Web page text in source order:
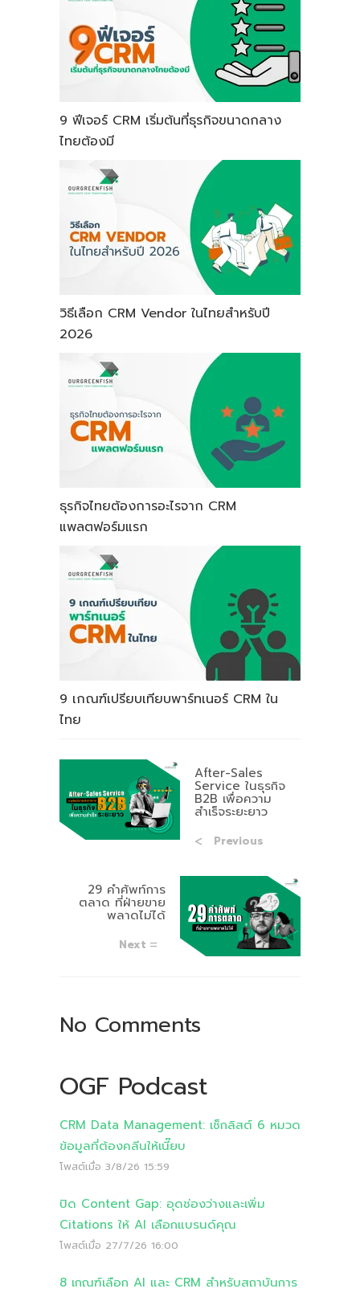
9 ฟีเจอร์ CRM เริ่มต้นที่ธุรกิจขนาดกลาง
ไทยต้องมี
วิธีเลือก CRM Vendor ในไทยสำหรับปี
2026
ธุรกิจไทยต้องการอะไรจาก CRM
แพลตฟอร์มแรก
9 เกณฑ์เปรียบเทียบพาร์ทเนอร์ CRM ใน
ไทย
After-Sales
Service ในธุรกิจ
B2B เพื่อความ
สำเร็จระยะยาว
Previous
29 คำศัพท์การ
ตลาด ที่ฝ่ายขาย
พลาดไม่ได้
Next
No Comments
OGF Podcast
CRM Data Management: เช็กลิสต์ 6 หมวด
ข้อมูลที่ต้องคลีนให้เนี๊ยบ
โพสต์เมื่อ 3/8/26 15:59
ปิด Content Gap: อุดช่องว่างและเพิ่ม
Citations ให้ AI เลือกแบรนด์คุณ
โพสต์เมื่อ 27/7/26 16:00
8 เกณฑ์เลือก AI และ CRM สำหรับสถาบันการ